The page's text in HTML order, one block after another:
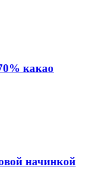
какао
начинкой